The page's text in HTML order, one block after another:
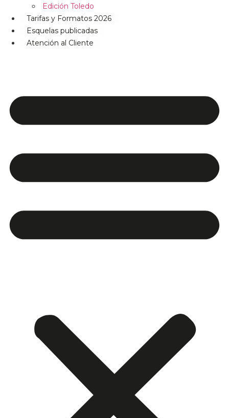
Edición Toledo
Tarifas y Formatos 2026
Esquelas publicadas
Atención al Cliente